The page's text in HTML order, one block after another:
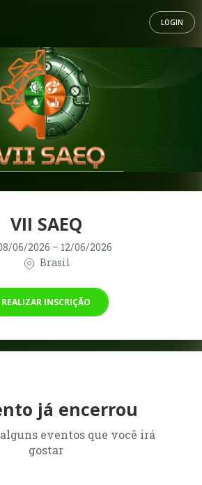
LOGIN
VII SAEQ
06/2026 – 12/06/2026
Brasil
REALIZAR INSCRIÇÃO
já encerrou
eventos que você irá
gostar